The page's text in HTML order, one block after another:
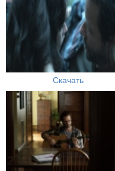
Скачать